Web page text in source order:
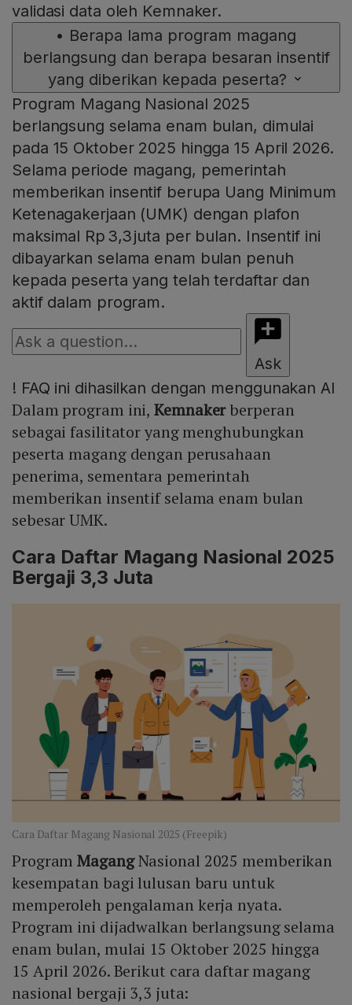
validasi data oleh Kemnaker.
• Berapa lama program magang
berlangsung dan berapa besaran insentif
yang diberikan kepada peserta?
Program Magang Nasional 2025
berlangsung selama enam bulan, dimulai
pada 15 Oktober 2025 hingga 15 April 2026.
Selama periode magang, pemerintah
memberikan insentif berupa Uang Minimum
Ketenagakerjaan (UMK) dengan plafon
maksimal Rp 3,3 juta per bulan. Insentif ini
dibayarkan selama enam bulan penuh
kepada peserta yang telah terdaftar dan
aktif dalam program.
Ask
! FAQ ini dihasilkan dengan menggunakan AI
Dalam program ini,Kemnakerberperan
sebagai fasilitator yang menghubungkan
peserta magang dengan perusahaan
penerima, sementara pemerintah
memberikan insentif selama enam bulan
sebesar UMK.
Cara Daftar Magang Nasional 2025
Bergaji 3,3 Juta
Cara Daftar Magang Nasional 2025 (Freepik)
ProgramMagangNasional 2025 memberikan
kesempatan bagi lulusan baru untuk
memperoleh pengalaman kerja nyata.
Program ini dijadwalkan berlangsung selama
enam bulan, mulai 15 Oktober 2025 hingga
15 April 2026. Berikut cara daftar magang
nasional bergaji 3,3 juta: